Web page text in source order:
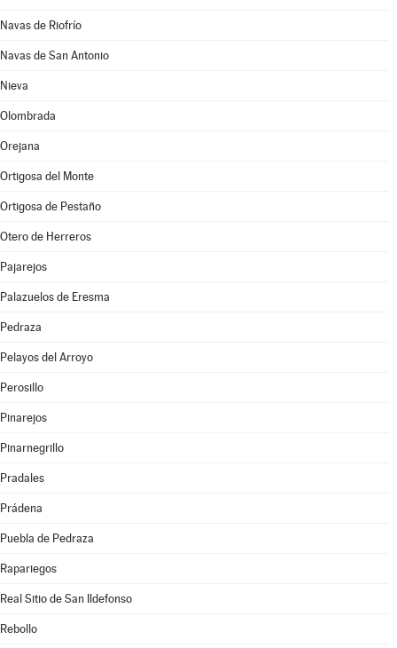
Navas de Riofrío
Navas de San Antonio
Nieva
Olombrada
Orejana
Ortigosa del Monte
Ortigosa de Pestaño
Otero de Herreros
Pajarejos
Palazuelos de Eresma
Pedraza
Pelayos del Arroyo
Perosillo
Pinarejos
Pinarnegrillo
Pradales
Prádena
Puebla de Pedraza
Rapariegos
Real Sitio de San Ildefonso
Rebollo